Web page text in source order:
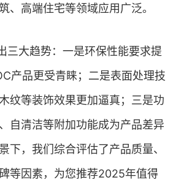
、高端住宅等领域应用广泛。
三大趋势：一是环保性能要求提
产品更受青睐；二是表面处理技
纹等装饰效果更加逼真；三是功
自清洁等附加功能成为产品差异
下，我们综合评估了产品质量、
等因素，为您推荐2025年值得